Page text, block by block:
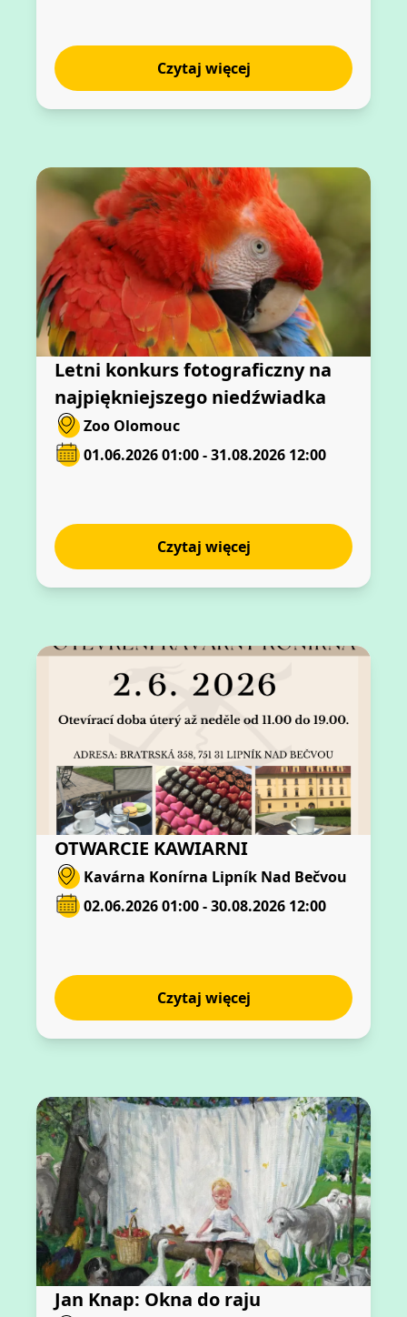
Czytaj więcej
Letni konkurs fotograficzny na
najpiękniejszego niedźwiadka
Zoo Olomouc
01.06.2026 01:00 - 31.08.2026 12:00
Czytaj więcej
OTWARCIE KAWIARNI
Kavárna Konírna Lipník Nad Bečvou
02.06.2026 01:00 - 30.08.2026 12:00
Czytaj więcej
Jan Knap: Okna do raju